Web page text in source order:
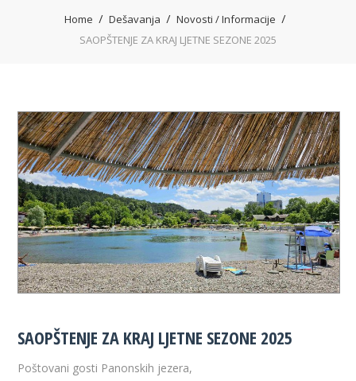
Home Dešavanja
Novosti / Informacije
SAOPŠTENJE ZA KRAJ LJETNE SEZONE 2025
SAOPŠTENJE ZA KRAJ LJETNE SEZONE 2025
Poštovani gosti Panonskih jezera,